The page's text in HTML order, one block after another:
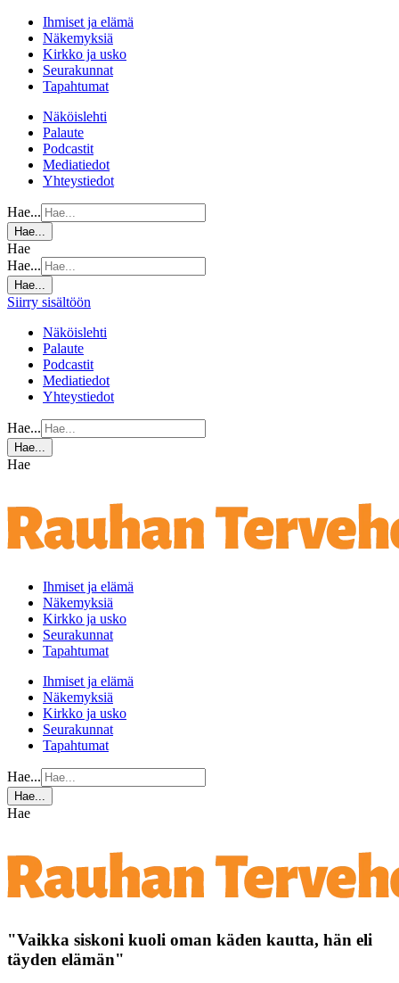
Ihmiset ja elämä
Näkemyksiä
Kirkko ja usko
Seurakunnat
Tapahtumat
Näköislehti
Palaute
Podcastit
Mediatiedot
Yhteystiedot
Hae...
Hae...
Hae
Hae...
Hae...
Siirry sisältöön
Näköislehti
Palaute
Podcastit
Mediatiedot
Yhteystiedot
Hae...
Hae...
Hae
Ihmiset ja elämä
Näkemyksiä
Kirkko ja usko
Seurakunnat
Tapahtumat
Ihmiset ja elämä
Näkemyksiä
Kirkko ja usko
Seurakunnat
Tapahtumat
Hae...
Hae...
Hae
"Vaikka siskoni kuoli oman käden kautta, hän eli
täyden elämän"